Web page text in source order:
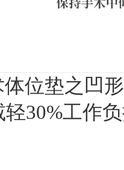
体位垫之凹
30%工作